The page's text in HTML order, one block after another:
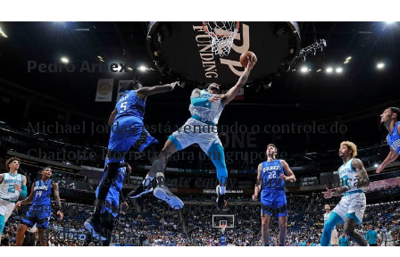
Michael Jordan está vendendo o controle do
Charlotte Hornets para um grupo de
investidores deprivate equity— numa transação
que vai gerar um retorno de 10x para o ex-
jogador da NBA.
Pedro Arbex